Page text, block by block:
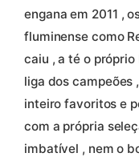
engana em 2011 ,
fluminense como
caiu , a té o
liga dos campeões
inteiro favoritos e
com a própria
imbatível , nem o